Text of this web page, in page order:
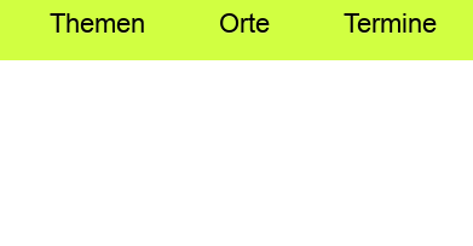
Themen Orte Termine